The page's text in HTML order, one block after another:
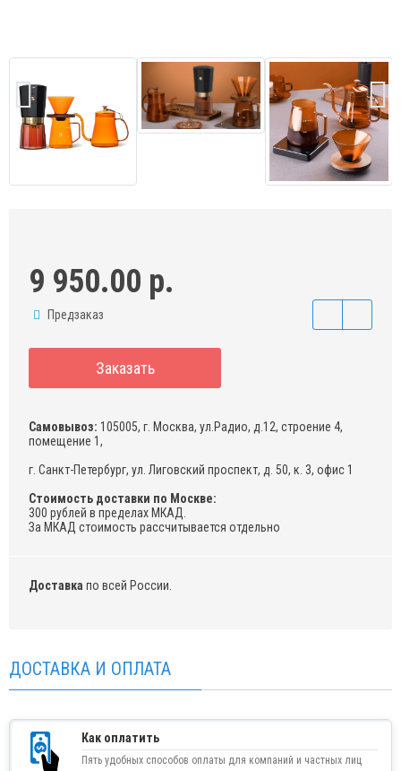
9 950.00 р.
Предзаказ
Заказать
Самовывоз: 105005, г. Москва, ул.Радио, д.12, строение 4,
помещение 1,
г. Санкт-Петербург, ул. Лиговский проспект, д. 50, к. 3, офис 1
Стоимость доставки по Москве:
300 рублей в пределах МКАД.
За МКАД стоимость рассчитывается отдельно
Доставка по всей России.
ДОСТАВКА И ОПЛАТА
Как оплатить
Пять удобных способов оплаты для компаний и частных лиц